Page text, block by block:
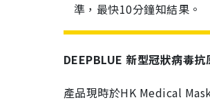
準，最快10分鐘知結果。
DEEPBLUE 新型冠狀病毒抗
產品現時於HK Medical